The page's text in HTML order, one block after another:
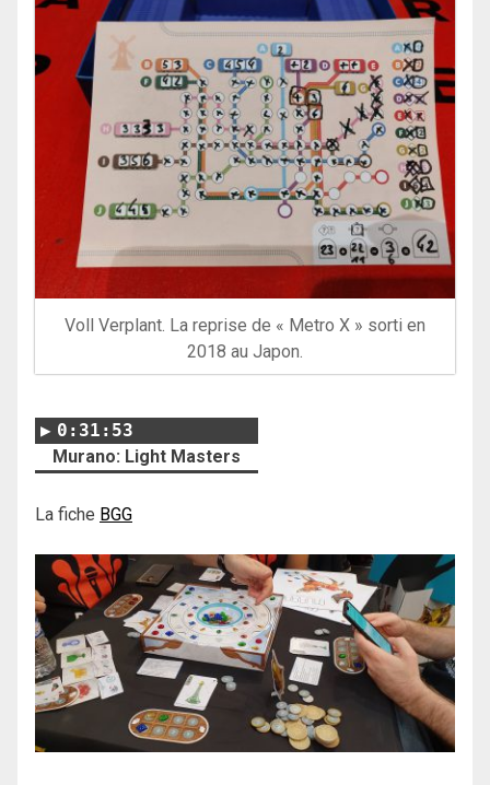
Voll Verplant. La reprise de « Metro X » sorti en
2018 au Japon.
0:31:53
Murano: Light Masters
La fiche BGG